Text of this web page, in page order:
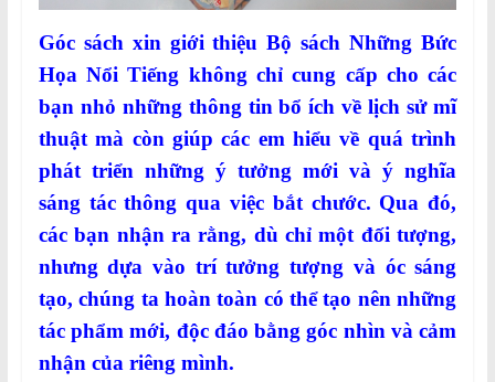
Góc sách xin giới thiệu Bộ sách Những Bức
Họa Nổi Tiếng không chỉ cung cấp cho các
bạn nhỏ những thông tin bổ ích về lịch sử mĩ
thuật mà còn giúp các em hiểu về quá trình
phát triển những ý tưởng mới và ý nghĩa
sáng tác thông qua việc bắt chước. Qua đó,
các bạn nhận ra rằng, dù chỉ một đối tượng,
nhưng dựa vào trí tưởng tượng và óc sáng
tạo, chúng ta hoàn toàn có thể tạo nên những
tác phẩm mới, độc đáo bằng góc nhìn và cảm
nhận của riêng mình.